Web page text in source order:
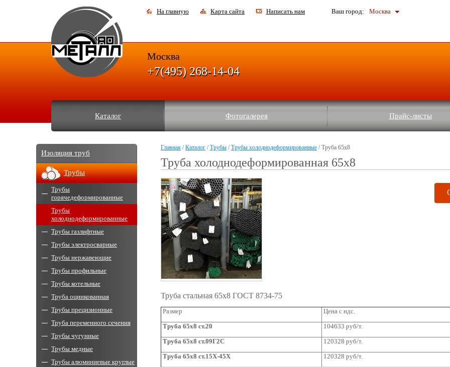
На главную Карта сайта Написать нам Ваш город: Москва
Каталог Фотогалерея Прайс-листы
Москва
+7(495) 268-14-04
Главная /Каталог /Трубы /Трубы холоднодеформированные / Труба 65x8
Труба холоднодеформированная 65x8
Труба стальная 65x8 ГОСТ 8734-75
Размер
Цена с ндс.
Труба 65x8 ст.20
104633 руб/т.
Труба 65x8 ст.09Г2С
120328 руб/т.
Труба 65x8 ст.15Х-45Х
120328 руб/т.
Изоляция труб
Трубы
Трубы
горячедеформированные
Трубы
холоднодеформированные
Трубы газлифтные
Трубы электросварные
Трубы нержавеющие
Трубы профильные
Трубы котельные
Труба оцинкованная
Трубы прецизионные
Труба переменного сечения
Трубы чугунные
Трубы медные
Трубы алюминиевые круглые